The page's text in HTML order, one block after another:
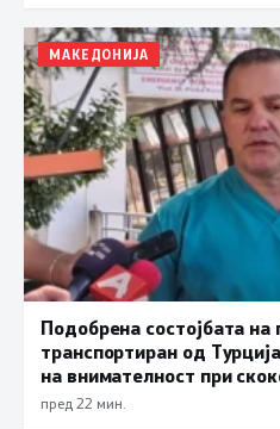
МАКЕДОНИЈА
Подобрена состојбата на
транспортиран од
на внимателност при
пред 22 мин.